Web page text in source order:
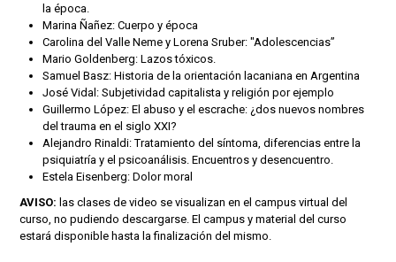
la época.
Marina Ñañez: Cuerpo y época
Carolina del Valle Neme y Lorena Sruber: "Adolescencias”
Mario Goldenberg: Lazos tóxicos.
Samuel Basz: Historia de la orientación lacaniana en Argentina
José Vidal: Subjetividad capitalista y religión por ejemplo
Guillermo López: El abuso y el escrache: ¿dos nuevos nombres
del trauma en el siglo XXI?
Alejandro Rinaldi: Tratamiento del síntoma, diferencias entre la
psiquiatría y el psicoanálisis. Encuentros y desencuentro.
Estela Eisenberg: Dolor moral
AVISO: las clases de video se visualizan en el campus virtual del
curso, no pudiendo descargarse. El campus y material del curso
estará disponible hasta la finalización del mismo.